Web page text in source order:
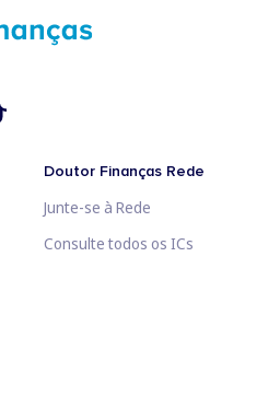
Doutor Finanças Rede
Junte-se à Rede
Consulte todos os ICs